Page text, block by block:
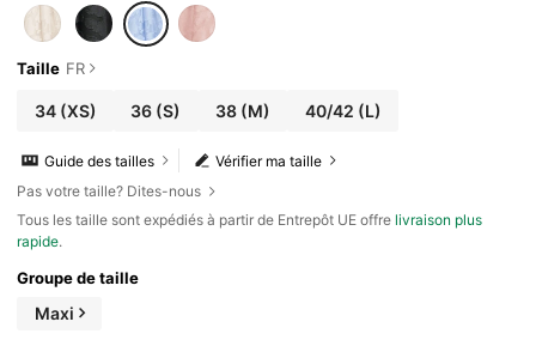
Taille FR
34(XS) 36 (S) 38(M) 40/42 (L)
Vérifier ma taille
Guide des tailles
Pas votre taille? Dites-nous
Tous les taille sont expédiés à partir de Entrepôt UE offre livraison plus
rapide.
Groupe de taille
Maxi